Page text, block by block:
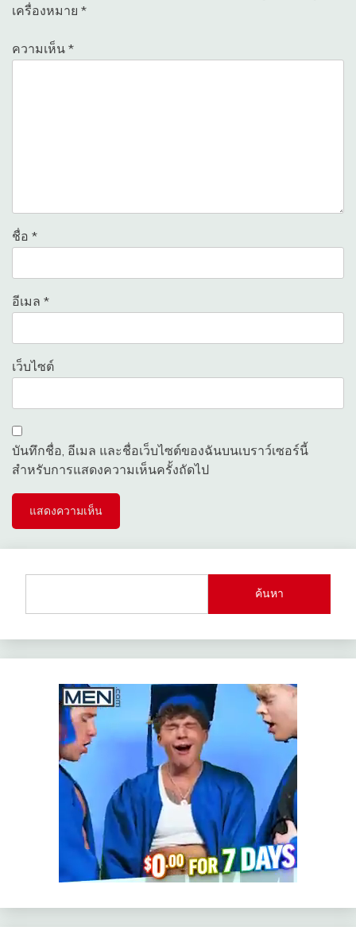
เครื่องหมาย *
ความเห็น *
ชื่อ *
อีเมล *
เว็บไซต์
บันทึกชื่อ, อีเมล และชื่อเว็บไซต์ของฉันบนเบราว์เซอร์นี้
สำหรับการแสดงความเห็นครั้งถัดไป
ค้นหา